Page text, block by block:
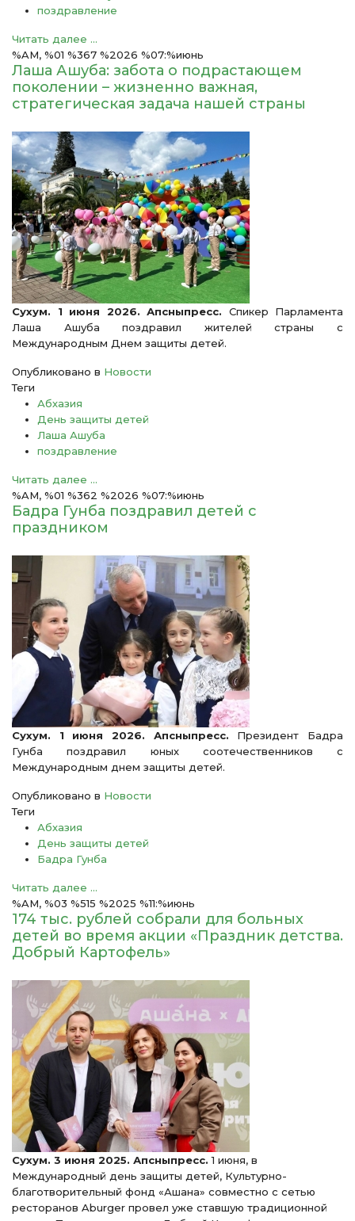
поздравление
Читать далее ...
%AM, %01 %367 %2026 %07:%июнь
Лаша Ашуба: забота о подрастающем
поколении – жизненно важная,
стратегическая задача нашей страны
Сухум. 1 июня 2026. Апсныпресс. Спикер Парламента
Лаша Ашуба поздравил жителей страны с
Международным Днем защиты детей.
Опубликовано в Новости
Теги
Абхазия
День защиты детей
Лаша Ашуба
поздравление
Читать далее ...
%AM, %01 %362 %2026 %07:%июнь
Бадра Гунба поздравил детей с
праздником
Сухум. 1 июня 2026. Апсныпресс. Президент Бадра
Гунба поздравил юных соотечественников с
Международным днем защиты детей.
Опубликовано в Новости
Теги
Абхазия
День защиты детей
Бадра Гунба
Читать далее ...
%AM, %03 %515 %2025 %11:%июнь
174 тыс. рублей собрали для больных
детей во время акции «Праздник детства.
Добрый Картофель»
Сухум. 3 июня 2025. Апсныпресс. 1 июня, в
Международный день защиты детей, Культурно-
благотворительный фонд «Ашана» совместно с сетью
ресторанов Aburger провел уже ставшую традиционной